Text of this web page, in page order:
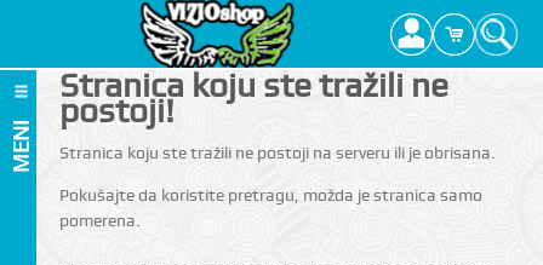
MENI
Stranica koju ste tražili ne
postoji!
Stranica koju ste tražili ne postoji na serveru ili je obrisana.
Pokušajte da koristite pretragu, možda je stranica samo
pomerena.